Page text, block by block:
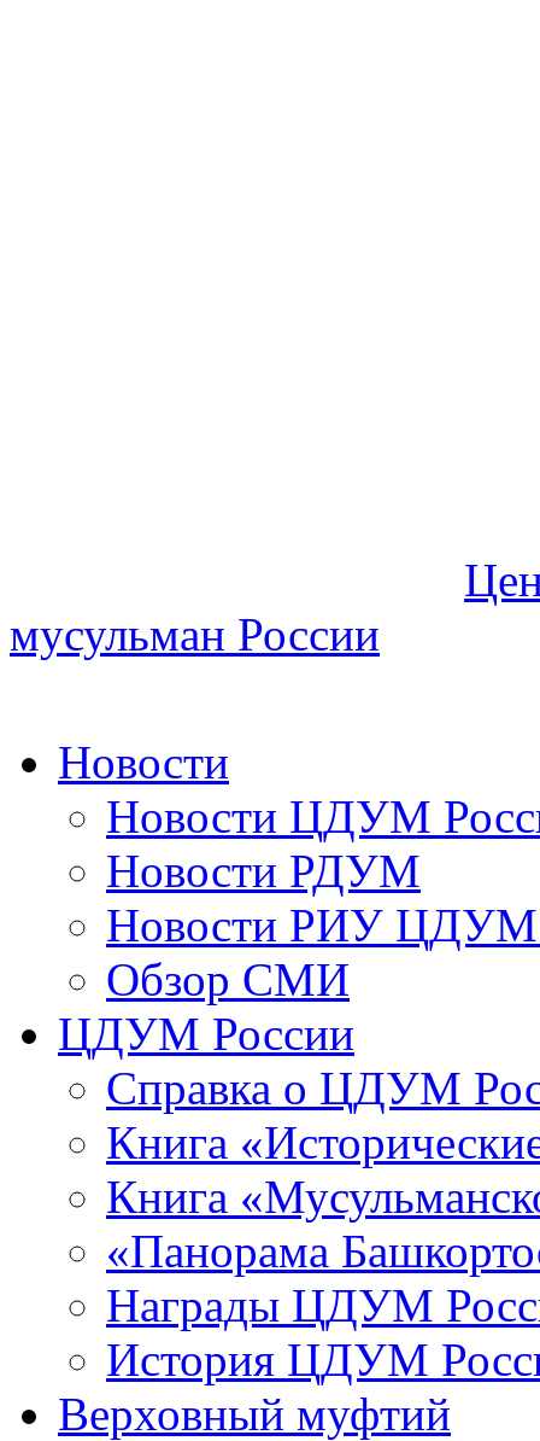
мусульман России
Новости
Новости ЦДУМ
Новости РДУМ
Новости РИУ ЦДУМ
Обзор СМИ
ЦДУМ России
Справка о ЦДУМ
Книга
Книга
«Панорама
Награды ЦДУМ
История ЦДУМ
Верховный муфтий